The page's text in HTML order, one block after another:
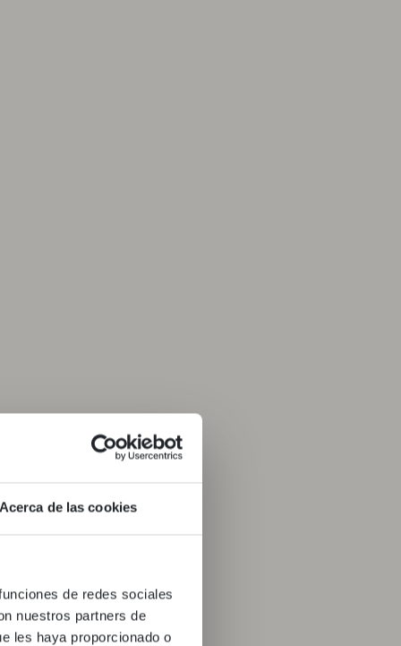
Acerca de las cookies
de redes sociales
nuestros partners de
les haya proporcionado o
als apartaments Lucas
descompte exclusiu amb